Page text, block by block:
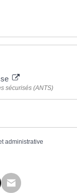
sécurisés (ANTS)
administrative